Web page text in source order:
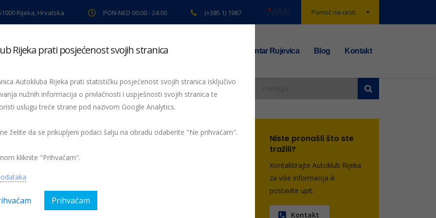
Pomoć na cesti
Rijeka, Hrvatska PON-NED 00:00 - 24:00 (+385 1) 1987
pregled Pomoć na cesti Servis Preventiva TS centar Rujevica Blog Kontakt
članovima
jedne, a članovi u članskim modelima Optimum i Europa
članske godine.
AK Rijeka, servis
Niste pronašli što ste
tražili?
Kontaktirajte Autoklub Rijeka
za više informacija ili
postavite upit.
Kontakt
Rijeka prati posjećenost svojih stranica
Autokluba Rijeka prati statističku posjećenost svojih stranica isključivo
nužnih informacija o privlačnosti i uspješnosti svojih stranica te
uslugu treće strane pod nazivom Google Analytics.
želite da se prikupljeni podaci šalju na obradu odaberite "Ne prihvaćam".
kliknite "Prihvaćam".
Prihvaćam